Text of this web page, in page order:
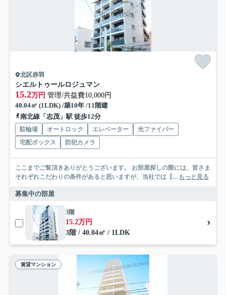
北区赤羽
シエルトゥールロジュマン
15.2万円 管理/共益費10,000円
40.04㎡ (1LDK) /築10年 /11階建
南北線「志茂」駅 徒歩12分
駐輪場 オートロック エレベーター
光ファイバー
宅配ボックス
防犯カメラ
ここまでご覧頂きありがとうございます。 お部屋探しの際には、皆さま
それぞれこだわりの条件があると思いますが、当社では【... もっと見る
募集中の部屋
3階
15.2万円
3階 / 40.04㎡ / 1LDK
賃貸マンション